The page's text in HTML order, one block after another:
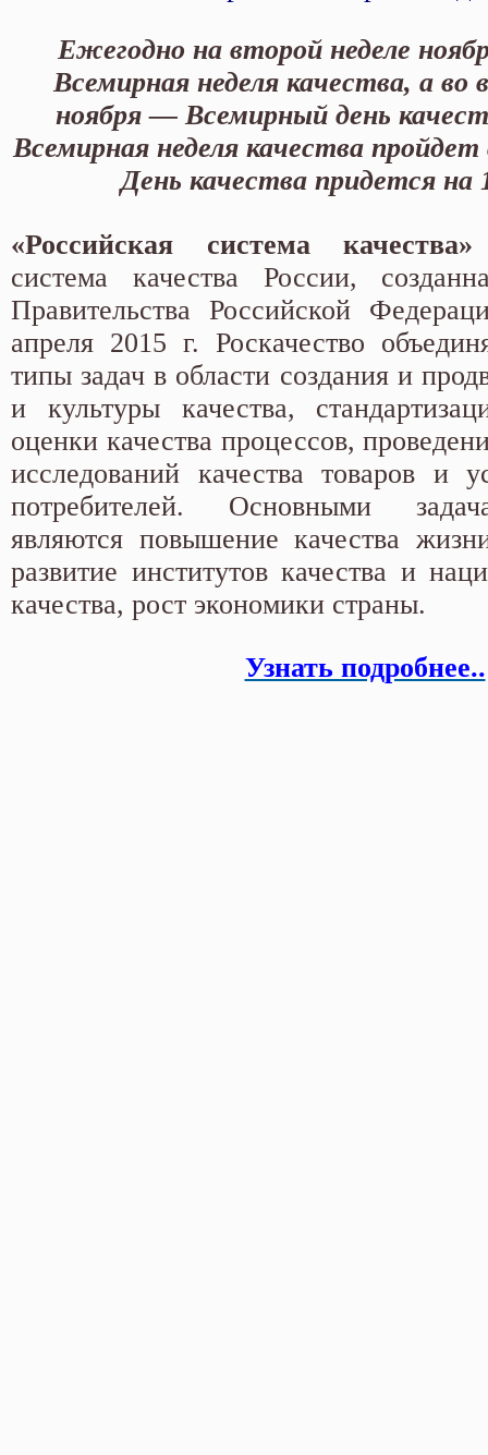
Ежегодно на второй неделе
Всемирная неделя качества, а во
ноября — Всемирный день
Всемирная неделя качества пройдет
День качества придется на
«Российская система
система качества России,
Правительства Российской
апреля 2015 г. Роскачество
типы задач в области создания и
и культуры качества,
оценки качества процессов,
исследований качества товаров и
потребителей. Основными
являются повышение качества
развитие институтов качества и
качества, рост экономики страны.
Узнать подробнее..